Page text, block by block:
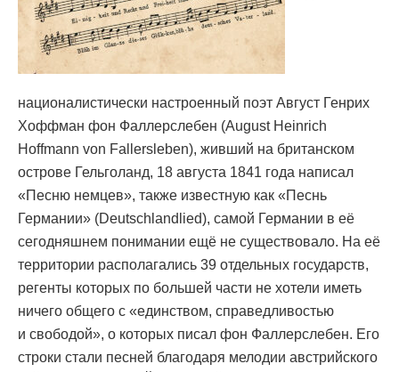
националистически настроенный поэт Август Генрих
Хоффман фон Фаллерслебен (August Heinrich
Hoffmann von Fallersleben), живший на британском
острове Гельголанд, 18 августа 1841 года написал
«Песню немцев», также известную как «Песнь
Германии» (Deutschlandlied), самой Германии в её
сегодняшнем понимании ещё не существовало. На её
территории располагались 39 отдельных государств,
регенты которых по большей части не хотели иметь
ничего общего с «единством, справедливостью
и свободой», о которых писал фон Фаллерслебен. Его
строки стали песней благодаря мелодии австрийского